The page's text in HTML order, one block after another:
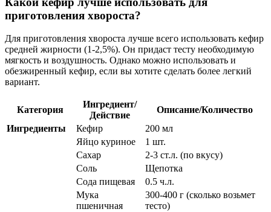
приготовления хвороста?
Для приготовления хвороста лучше всего использовать кефир
средней жирности (1-2,5%). Он придаст тесту необходимую
мягкость и воздушность. Однако можно использовать и
обезжиренный кефир, если вы хотите сделать более легкий
вариант.
Категория
Ингредиент/
Действие
Описание/Количество
Ингредиенты
Кефир
200 мл
Яйцо куриное
1 шт.
Сахар
2-3 ст.л. (по вкусу)
Соль
Щепотка
Сода пищевая
0.5 ч.л.
Мука
пшеничная
300-400 г (сколько возьмет
тесто)